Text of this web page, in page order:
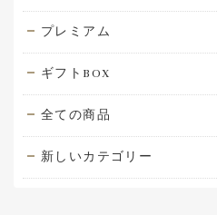
プレミアム
ギフトBOX
全ての商品
新しいカテゴリー